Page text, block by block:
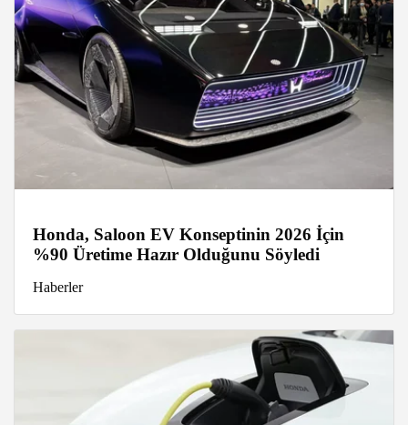
Honda, Saloon EV Konseptinin 2026 İçin
%90 Üretime Hazır Olduğunu Söyledi
Haberler